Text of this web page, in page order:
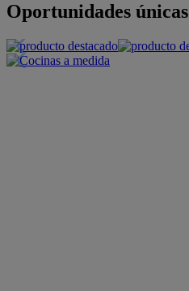
Oportunidades únicas